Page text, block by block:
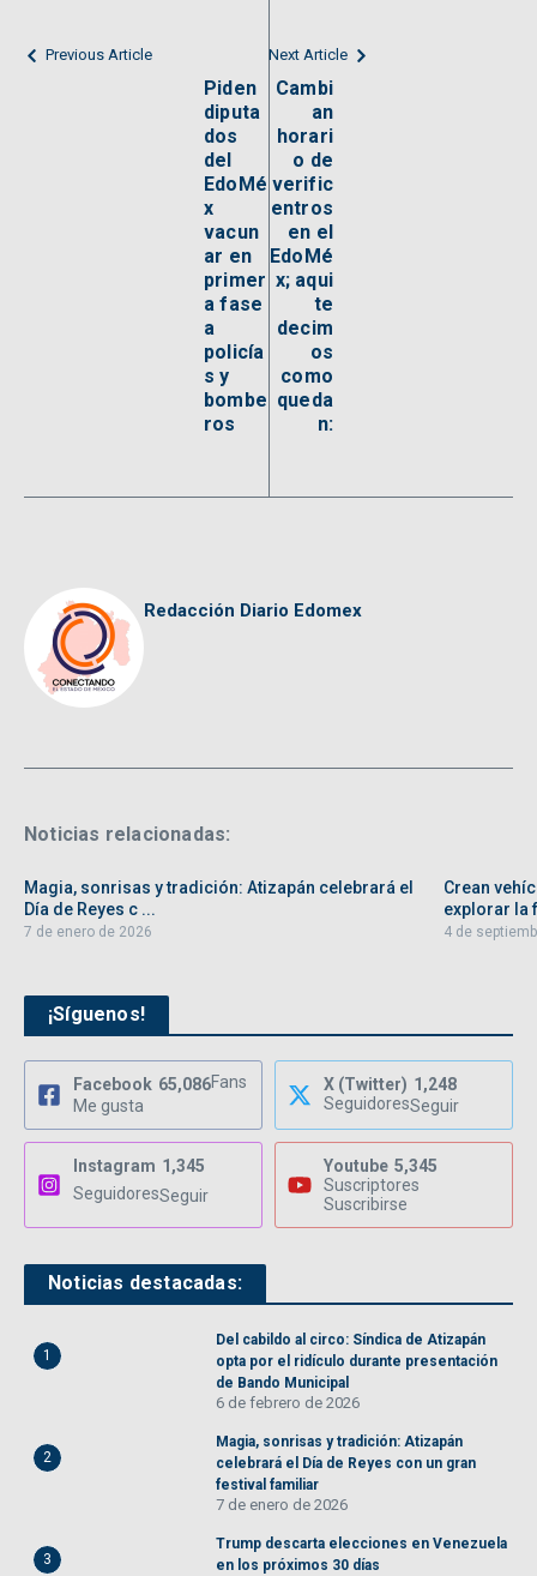
Previous Article
Piden
diputa
dos
del
EdoMé
x
vacun
ar en
primer
a fase
a
policía
s y
bombe
ros
Next Article
Cambi
an
horari
o de
verific
entros
en el
EdoMé
x; aqui
te
decim
os
como
queda
n:
Redacción Diario Edomex
Noticias relacionadas:
Magia, sonrisas y tradición: Atizapán celebrará el
Día de Reyes c ...
7 de enero de 2026
Crean
explorar la
4 de
¡Síguenos!
Facebook 65,086Fans
Me gusta
X (Twitter) 1,248
SeguidoresSeguir
Instagram 1,345
SeguidoresSeguir
Youtube 5,345
Suscriptores
Suscribirse
Noticias destacadas:
1
Del cabildo al circo: Síndica de Atizapán
opta por el ridículo durante presentación
de Bando Municipal
6 de febrero de 2026
2
Magia, sonrisas y tradición: Atizapán
celebrará el Día de Reyes con un gran
festival familiar
7 de enero de 2026
3
Trump descarta elecciones en Venezuela
en los próximos 30 días